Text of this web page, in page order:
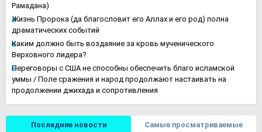
Рамадана)
Жизнь Пророка (да благословит его Аллах и его род) полна
драматических событий
Каким должно быть воздаяние за кровь мученического
Верховного лидера?
Переговоры с США не способны обеспечить благо исламской
уммы / Поле сражения и народ продолжают настаивать на
продолжении джихада и сопротивления
Последние новости Самые просматриваемые